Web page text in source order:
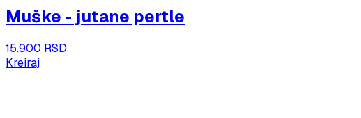
Muške - jutane pertle
15.900 RSD
Kreiraj